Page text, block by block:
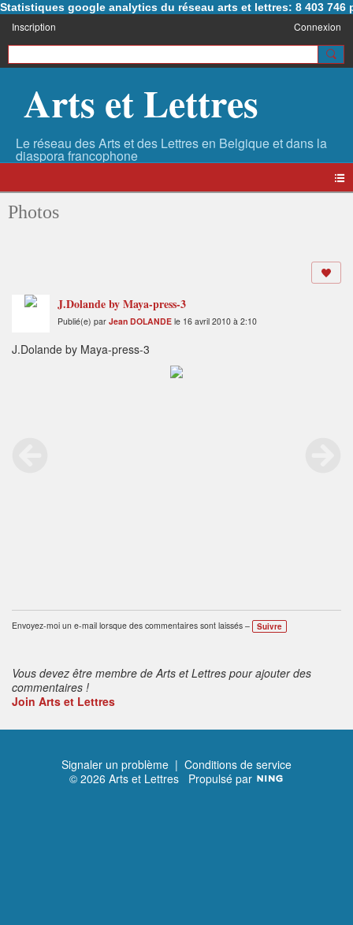
Statistiques google analytics du réseau arts et lettres: 8 403 746
Inscription Connexion
Arts et Lettres
Photos
J.Dolande by Maya-press-3
Publié(e) par Jean DOLANDE le 16 avril 2010 à 2:10
J.Dolande by Maya-press-3
Envoyez-moi un e-mail lorsque des commentaires sont laissés – Suivre
Vous devez être membre de Arts et Lettres pour ajouter des
commentaires !
Join Arts et Lettres
Signaler un problème | Conditions de service
© 2026 Arts et Lettres Propulsé par